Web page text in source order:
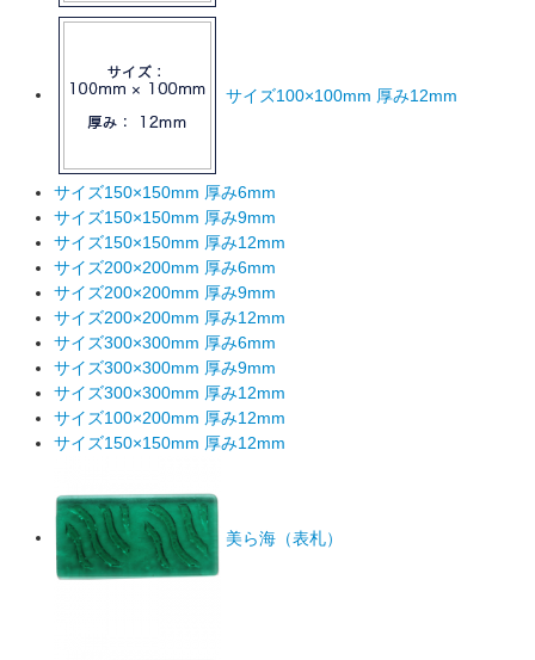
サイズ100×100mm 厚み12mm
サイズ150×150mm 厚み6mm
サイズ150×150mm 厚み9mm
サイズ150×150mm 厚み12mm
サイズ200×200mm 厚み6mm
サイズ200×200mm 厚み9mm
サイズ200×200mm 厚み12mm
サイズ300×300mm 厚み6mm
サイズ300×300mm 厚み9mm
サイズ300×300mm 厚み12mm
サイズ100×200mm 厚み12mm
サイズ150×150mm 厚み12mm
美ら海（表札）